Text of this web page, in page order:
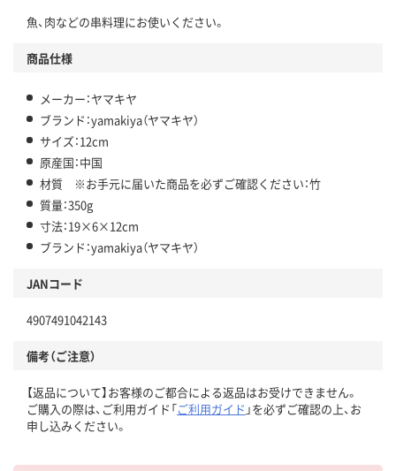
魚、肉などの串料理にお使いください。
商品仕様
メーカー：ヤマキヤ
ブランド：yamakiya（ヤマキヤ）
サイズ：12cm
原産国：中国
材質 ※お手元に届いた商品を必ずご確認ください：竹
質量：350g
寸法：19×6×12cm
ブランド：yamakiya（ヤマキヤ）
JANコード
4907491042143
備考（ご注意）
【返品について】お客様のご都合による返品はお受けできません。
ご購入の際は、ご利用ガイド「ご利用ガイド 」を必ずご確認の上、お
申し込みください。